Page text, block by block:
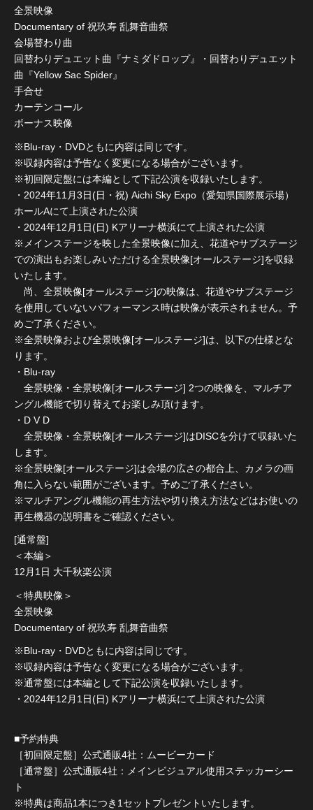
全景映像
Documentary of 祝玖寿 乱舞音曲祭
会場替わり曲
回替わりデュエット曲『ナミダドロップ』・回替わりデュエット
曲『Yellow Sac Spider』
手合せ
カーテンコール
ボーナス映像
※Blu-ray・DVDともに内容は同じです。
※収録内容は予告なく変更になる場合がございます。
※初回限定盤には本編として下記公演を収録いたします。
・2024年11月3日(日・祝) Aichi Sky Expo（愛知県国際展示場）
ホールAにて上演された公演
・2024年12月1日(日) Kアリーナ横浜にて上演された公演
※メインステージを映した全景映像に加え、花道やサブステージ
での演出もお楽しみいただける全景映像[オールステージ]を収録
いたします。
尚、全景映像[オールステージ]の映像は、花道やサブステージ
を使用していないパフォーマンス時は映像が表示されません。予
めご了承ください。
※全景映像および全景映像[オールステージ]は、以下の仕様とな
ります。
・Blu-ray
全景映像・全景映像[オールステージ] 2つの映像を、マルチア
ングル機能で切り替えてお楽しみ頂けます。
・D V D
全景映像・全景映像[オールステージ]はDISCを分けて収録いた
します。
※全景映像[オールステージ]は会場の広さの都合上、カメラの画
角に入らない範囲がございます。予めご了承ください。
※マルチアングル機能の再生方法や切り換え方法などはお使いの
再生機器の説明書をご確認ください。
[通常盤]
＜本編＞
12月1日 大千秋楽公演
＜特典映像＞
全景映像
Documentary of 祝玖寿 乱舞音曲祭
※Blu-ray・DVDともに内容は同じです。
※収録内容は予告なく変更になる場合がございます。
※通常盤には本編として下記公演を収録いたします。
・2024年12月1日(日) Kアリーナ横浜にて上演された公演
■予約特典
［初回限定盤］公式通販4社：ムービーカード
［通常盤］公式通販4社：メインビジュアル使用ステッカーシー
ト
※特典は商品1本につき1セットプレゼントいたします。